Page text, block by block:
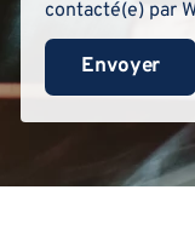
contacté(e) par
Envoyer